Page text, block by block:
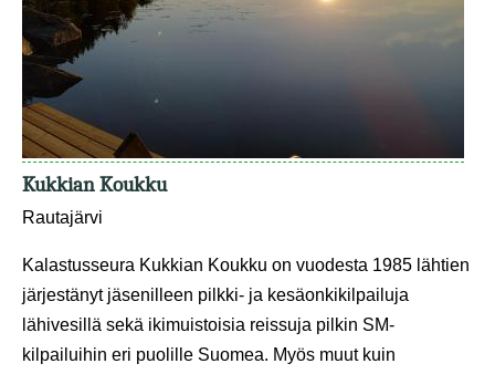
Kukkian Koukku
Rautajärvi
Kalastusseura Kukkian Koukku on vuodesta 1985 lähtien
järjestänyt jäsenilleen pilkki- ja kesäonkikilpailuja
lähivesillä sekä ikimuistoisia reissuja pilkin SM-
kilpailuihin eri puolille Suomea. Myös muut kuin